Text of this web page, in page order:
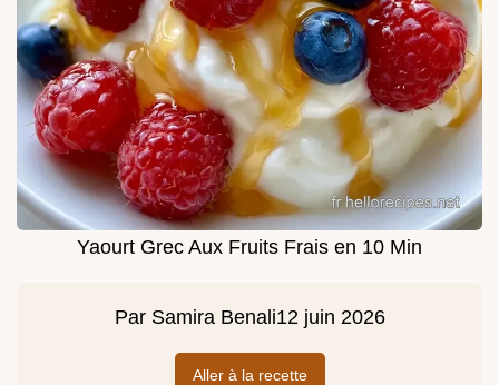
Yaourt Grec Aux Fruits Frais en 10 Min
Par Samira Benali12 juin 2026
Aller à la recette